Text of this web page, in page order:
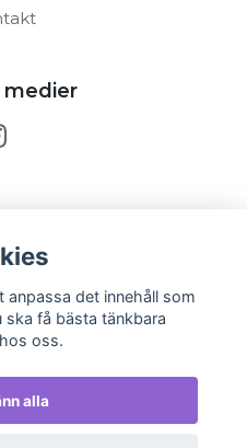
medier
det innehåll som
få bästa tänkbara
oss.
alla